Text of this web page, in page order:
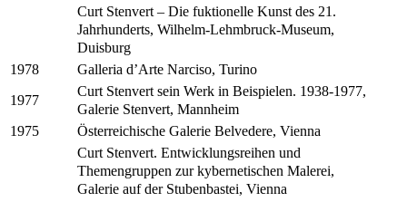
Curt Stenvert – Die fuktionelle Kunst des 21.
Jahrhunderts, Wilhelm-Lehmbruck-Museum,
Duisburg
1978 Galleria d’Arte Narciso, Turino
1977
Curt Stenvert sein Werk in Beispielen. 1938-1977,
Galerie Stenvert, Mannheim
1975
Österreichische Galerie Belvedere, Vienna
Curt Stenvert. Entwicklungsreihen und
Themengruppen zur kybernetischen Malerei,
Galerie auf der Stubenbastei, Vienna